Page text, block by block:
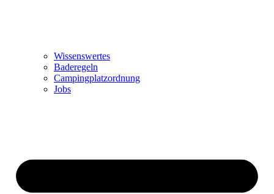
Wissenswertes
Baderegeln
Campingplatzordnung
Jobs